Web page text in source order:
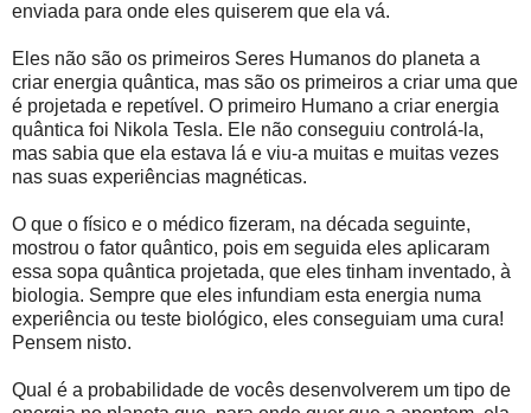
enviada para onde eles quiserem que ela vá.
Eles não são os primeiros Seres Humanos do planeta a
criar energia quântica, mas são os primeiros a criar uma que
é projetada e repetível. O primeiro Humano a criar energia
quântica foi Nikola Tesla. Ele não conseguiu controlá-la,
mas sabia que ela estava lá e viu-a muitas e muitas vezes
nas suas experiências magnéticas.
O que o físico e o médico fizeram, na década seguinte,
mostrou o fator quântico, pois em seguida eles aplicaram
essa sopa quântica projetada, que eles tinham inventado, à
biologia. Sempre que eles infundiam esta energia numa
experiência ou teste biológico, eles conseguiam uma cura!
Pensem nisto.
Qual é a probabilidade de vocês desenvolverem um tipo de